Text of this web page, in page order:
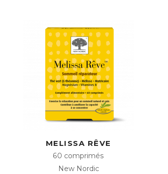
MELISSA RÊVE
60 comprimés
New Nordic